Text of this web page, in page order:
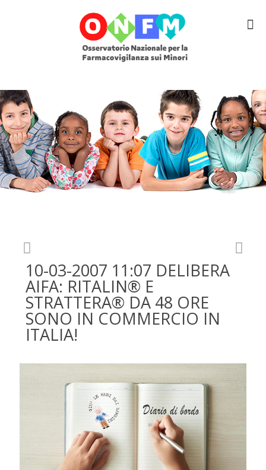
10-03-2007 11:07 DELIBERA
AIFA: RITALIN® E
STRATTERA® DA 48 ORE
SONO IN COMMERCIO IN
ITALIA!